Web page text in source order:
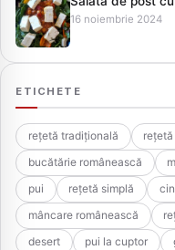
16 noiembrie 2024
ETICHETE
rețetă tradițională
bucătărie românească
pui
rețetă simplă
mâncare românească
desert
pui la cuptor